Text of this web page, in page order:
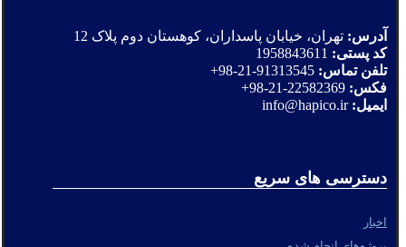
آدرس: تهران، خیابان پاسداران، کوهستان دوم پلاک 12
کد پستی:
تلفن تماس:
فکس:
ایمیل: info@hapico.ir
دسترسی های سریع
اخبار